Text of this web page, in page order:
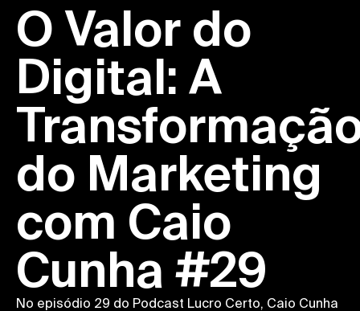
O Valor do
Digital: A
do Marketing
com Caio
Cunha #29
No episódio 29 do Podcast Lucro Certo, Caio Cunha